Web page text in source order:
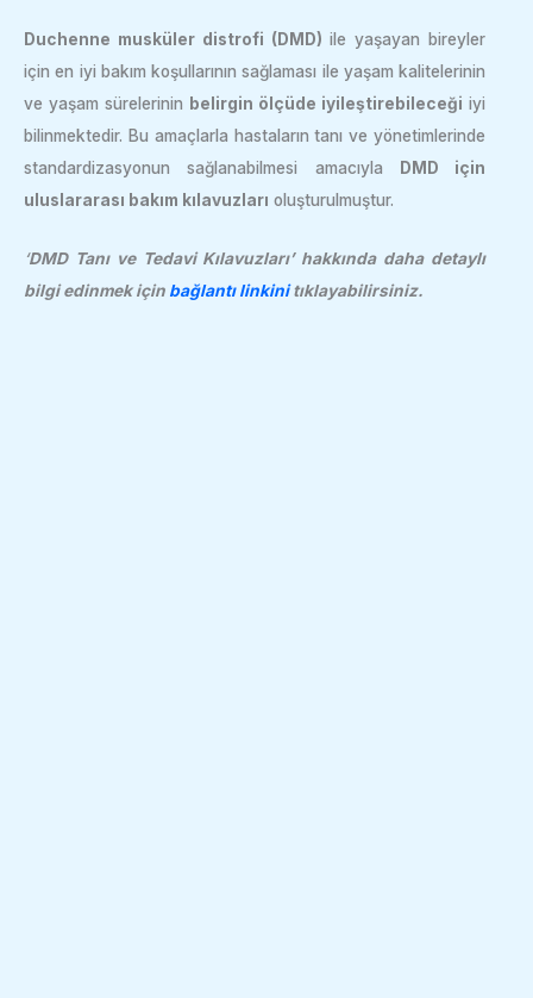
Duchenne musküler distrofi (DMD) ile yaşayan bireyler
için en iyi bakım koşullarının sağlaması ile yaşam kalitelerinin
ve yaşam sürelerinin belirgin ölçüde iyileştirebileceği iyi
bilinmektedir. Bu amaçlarla hastaların tanı ve yönetimlerinde
standardizasyonun sağlanabilmesi amacıyla
DMD için
uluslararası bakım kılavuzları oluşturulmuştur.
‘DMD Tanı ve Tedavi Kılavuzları’ hakkında daha detaylı
bilgi edinmek için bağlantı linkinitıklayabilirsiniz.